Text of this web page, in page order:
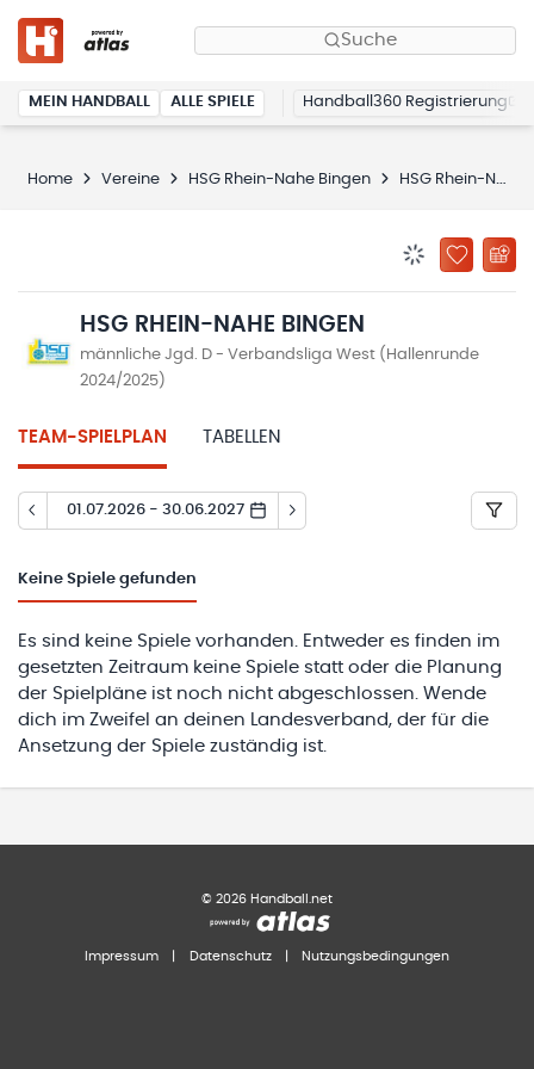
Suche
MEIN HANDBALL ALLE SPIELE Handball360 Registrierung
Home Vereine HSG Rhein-Nahe Bingen HSG Rhein-Nahe Bingen
ZU
HSG RHEIN-NAHE BINGEN
männliche Jgd. D - Verbandsliga West (Hallenrunde
2024/2025)
TEAM-SPIELPLAN TABELLEN
01.07.2026 - 30.06.2027
Keine Spiele gefunden
Es sind keine Spiele vorhanden. Entweder es finden im
gesetzten Zeitraum keine Spiele statt oder die Planung
der Spielpläne ist noch nicht abgeschlossen. Wende
dich im Zweifel an deinen Landesverband, der für die
Ansetzung der Spiele zuständig ist.
© 2026 Handball.net
Impressum Datenschutz Nutzungsbedingungen